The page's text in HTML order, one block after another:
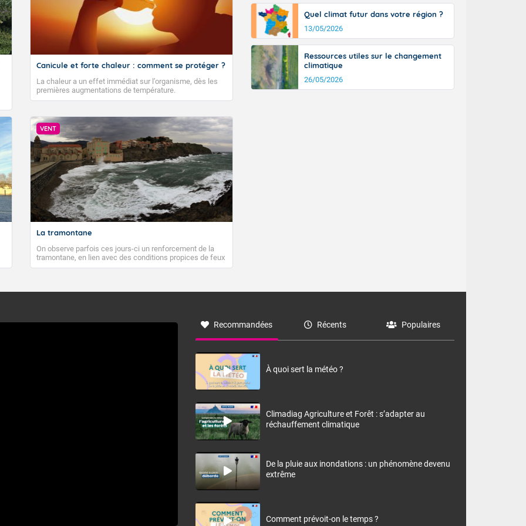
Canicule et forte chaleur : comment se protéger ?
La chaleur a un effet immédiat sur l’organisme, dès les
premières augmentations de température.
VENT
La tramontane
On observe parfois ces jours-ci un renforcement de la
tramontane, en lien avec des conditions propices de feux
de forêt. Mais qu'est-ce que la tramontane ? Quelles sont
à nord-ouest, dans un secteur qui part du Roussillon à la
monts, en allusion aux régions montagneuses d’où
Quel climat futur dans votre région ?
13/05/2026
Ressources utiles sur le changement
climatique
26/05/2026
Recommandées Récents Populaires
À quoi sert la météo ?
Climadiag Agriculture et Forêt : s’adapter au
réchauffement climatique
De la pluie aux inondations : un phénomène devenu
extrême
Comment prévoit-on le temps ?